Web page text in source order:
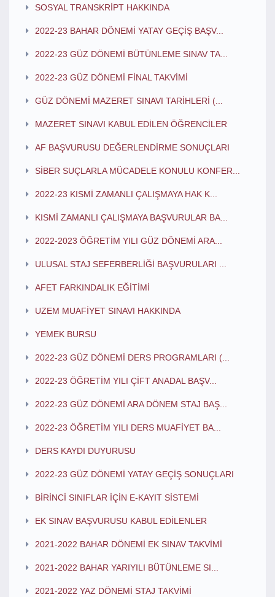
SOSYAL TRANSKRİPT HAKKINDA
2022-23 BAHAR DÖNEMİ YATAY GEÇİŞ BAŞV...
2022-23 GÜZ DÖNEMİ BÜTÜNLEME SINAV TA...
2022-23 GÜZ DÖNEMİ FİNAL TAKVİMİ
GÜZ DÖNEMİ MAZERET SINAVI TARİHLERİ (...
MAZERET SINAVI KABUL EDİLEN ÖĞRENCİLER
AF BAŞVURUSU DEĞERLENDİRME SONUÇLARI
SİBER SUÇLARLA MÜCADELE KONULU KONFER...
2022-23 KISMİ ZAMANLI ÇALIŞMAYA HAK K...
KISMİ ZAMANLI ÇALIŞMAYA BAŞVURULAR BA...
2022-2023 ÖĞRETİM YILI GÜZ DÖNEMİ ARA...
ULUSAL STAJ SEFERBERLİĞİ BAŞVURULARI ...
AFET FARKINDALIK EĞİTİMİ
UZEM MUAFİYET SINAVI HAKKINDA
YEMEK BURSU
2022-23 GÜZ DÖNEMİ DERS PROGRAMLARI (...
2022-23 ÖĞRETİM YILI ÇİFT ANADAL BAŞV...
2022-23 GÜZ DÖNEMİ ARA DÖNEM STAJ BAŞ...
2022-23 ÖĞRETİM YILI DERS MUAFİYET BA...
DERS KAYDI DUYURUSU
2022-23 GÜZ DÖNEMİ YATAY GEÇİŞ SONUÇLARI
BİRİNCİ SINIFLAR İÇİN E-KAYIT SİSTEMİ
EK SINAV BAŞVURUSU KABUL EDİLENLER
2021-2022 BAHAR DÖNEMİ EK SINAV TAKVİMİ
2021-2022 BAHAR YARIYILI BÜTÜNLEME SI...
2021-2022 YAZ DÖNEMİ STAJ TAKVİMİ